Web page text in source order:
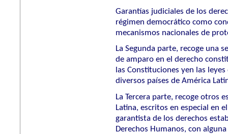
Garantías judiciales de los
régimen democrático como
mecanismos nacionales de
La Segunda parte, recoge una
de amparo en el derecho
las Constituciones yen las
diversos países de América
La Tercera parte, recoge otros
Latina, escritos en especial en
garantista de los derechos
Derechos Humanos, con